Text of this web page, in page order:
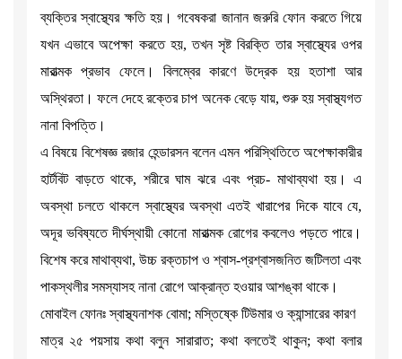
ব্যক্তির স্বাস্থ্যের ক্ষতি হয়। গবেষকরা জানান জরুরি ফোন করতে গিয়ে
যখন এভাবে অপেক্ষা করতে হয়, তখন সৃষ্ট বিরক্তি তার স্বাস্থ্যের ওপর
মারাত্মক প্রভাব ফেলে। বিলম্বের কারণে উদ্রেক হয় হতাশা আর
অস্থিরতা। ফলে দেহে রক্তের চাপ অনেক বেড়ে যায়, শুরু হয় স্বাস্থ্যগত
নানা বিপত্তি।
এ বিষয়ে বিশেষজ্ঞ রজার হেন্ডারসন বলেন এমন পরিস্থিতিতে অপেক্ষাকারীর
হার্টবিট বাড়তে থাকে, শরীরে ঘাম ঝরে এবং প্রচ- মাথাব্যথা হয়। এ
অবস্থা চলতে থাকলে স্বাস্থ্যের অবস্থা এতই খারাপের দিকে যাবে যে,
অদূর ভবিষ্যতে দীর্ঘস্থায়ী কোনো মারাত্মক রোগের কবলেও পড়তে পারে।
বিশেষ করে মাথাব্যথা, উচ্চ রক্তচাপ ও শ্বাস-প্রশ্বাসজনিত জটিলতা এবং
পাকস্থলীর সমস্যাসহ নানা রোগে আক্রান্ত হওয়ার আশঙ্কা থাকে।
মোবাইল ফোনঃ স্বাস্থ্যনাশক বোমা; মস্তিষ্কে টিউমার ও ক্যান্সারের কারণ
মাত্র ২৫ পয়সায় কথা বলুন সারারাত; কথা বলতেই থাকুন; কথা বলার